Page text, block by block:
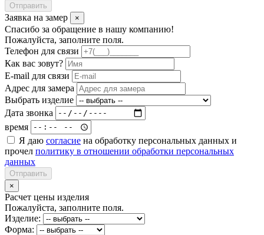
Отправить
Заявка на замер ×
Спасибо за обращение в нашу компанию!
Пожалуйста, заполните поля.
Телефон для связи
Как вас зовут?
E-mail для связи
Адрес для замера
Выбрать изделие
Дата звонка
время
Я даю согласие на обработку персональных данных и
прочел политику в отношении обработки персональных
данных
Отправить
×
Расчет цены изделия
Пожалуйста, заполните поля.
Изделие:
Форма: